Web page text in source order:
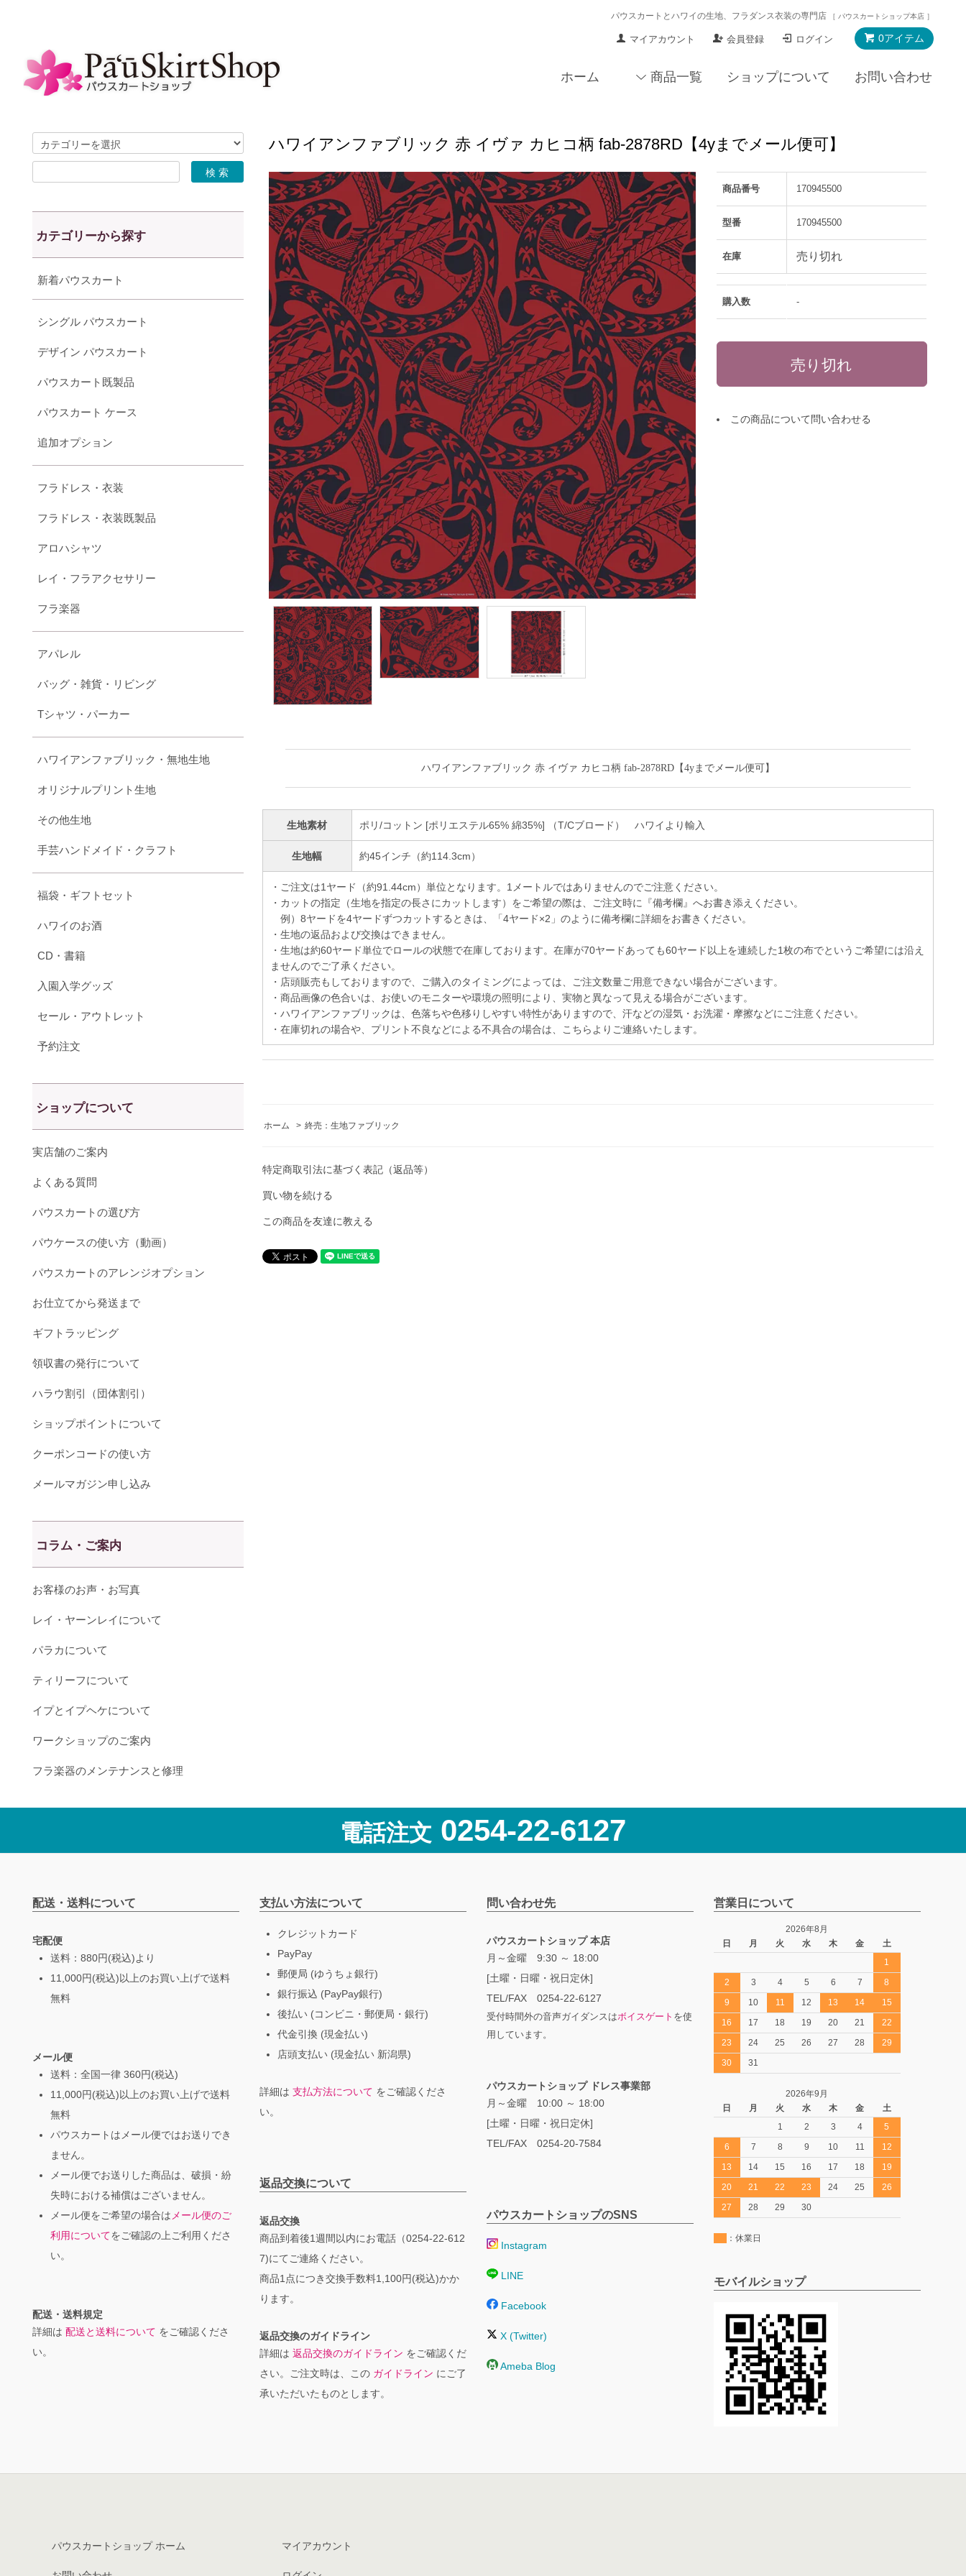
パウスカートとハワイの生地、フラダンス衣装の専門店 ［ パウスカートショップ本店 ］
0アイテム
マイアカウント 会員登録 ログイン
ホーム 商品一覧 ショップについて お問い合わせ
ハワイアンファブリック 赤 イヴァ カヒコ柄 fab-2878RD【4yまでメール便可】
商品番号 170945500
型番 170945500
在庫 売り切れ
購入数 -
この商品について問い合わせる
ハワイアンファブリック 赤 イヴァ カヒコ柄 fab-2878RD【4yまでメール便可】
生地素材 ポリ/コットン [ポリエステル65% 綿35%] （T/Cブロード） ハワイより輸入
生地幅 約45インチ（約114.3cm）
・ご注文は1ヤード（約91.44cm）単位となります。1メートルではありませんのでご注意ください。
・カットの指定（生地を指定の長さにカットします）をご希望の際は、ご注文時に『備考欄』へお書き添えください。
例）8ヤードを4ヤードずつカットするときは、「4ヤード×2」のように備考欄に詳細をお書きください。
・生地の返品および交換はできません。
・生地は約60ヤード単位でロールの状態で在庫しております。在庫が70ヤードあっても60ヤード以上を連続した1枚の布でというご希望には沿え
ませんのでご了承ください。
・店頭販売もしておりますので、ご購入のタイミングによっては、ご注文数量ご用意できない場合がございます。
・商品画像の色合いは、お使いのモニターや環境の照明により、実物と異なって見える場合がございます。
・ハワイアンファブリックは、色落ちや色移りしやすい特性がありますので、汗などの湿気・お洗濯・摩擦などにご注意ください。
・在庫切れの場合や、プリント不良などによる不具合の場合は、こちらよりご連絡いたします。
ホーム > 終売：生地ファブリック
特定商取引法に基づく表記（返品等）
買い物を続ける
この商品を友達に教える
カテゴリーから探す
新着パウスカート
シングル パウスカート
デザイン パウスカート
パウスカート既製品
パウスカート ケース
追加オプション
フラドレス・衣装
フラドレス・衣装既製品
アロハシャツ
レイ・フラアクセサリー
フラ楽器
アパレル
バッグ・雑貨・リビング
Tシャツ・パーカー
ハワイアンファブリック・無地生地
オリジナルプリント生地
その他生地
手芸ハンドメイド・クラフト
福袋・ギフトセット
ハワイのお酒
CD・書籍
入園入学グッズ
セール・アウトレット
予約注文
ショップについて
実店舗のご案内
よくある質問
パウスカートの選び方
パウケースの使い方（動画）
パウスカートのアレンジオプション
お仕立てから発送まで
ギフトラッピング
領収書の発行について
ハラウ割引（団体割引）
ショップポイントについて
クーポンコードの使い方
メールマガジン申し込み
コラム・ご案内
お客様のお声・お写真
レイ・ヤーンレイについて
パラカについて
ティリーフについて
イプとイプヘケについて
ワークショップのご案内
フラ楽器のメンテナンスと修理
電話注文 0254-22-6127
配送・送料について
宅配便
送料：880円(税込)より
11,000円(税込)以上のお買い上げで送料
無料
メール便
送料：全国一律 360円(税込)
11,000円(税込)以上のお買い上げで送料
無料
パウスカートはメール便ではお送りでき
ません。
メール便でお送りした商品は、破損・紛
失時における補償はございません。
メール便をご希望の場合はメール便のご
利用についてをご確認の上ご利用くださ
い。
配送・送料規定
詳細は 配送と送料について をご確認くださ
い。
支払い方法について
クレジットカード
PayPay
郵便局 (ゆうちょ銀行)
銀行振込 (PayPay銀行)
後払い (コンビニ・郵便局・銀行)
代金引換 (現金払い)
店頭支払い (現金払い 新潟県)
詳細は 支払方法について をご確認くださ
い。
問い合わせ先
パウスカートショップ 本店
月～金曜 9:30 ～ 18:00
[土曜・日曜・祝日定休]
TEL/FAX 0254-22-6127
受付時間外の音声ガイダンスはボイスゲート を使
用しています。
パウスカートショップ ドレス事業部
月～金曜 10:00 ～ 18:00
[土曜・日曜・祝日定休]
TEL/FAX 0254-20-7584
営業日について
2026年8月
日
月 火 水 木 金
土
1
2
3 4 5 6 7
8
9
10 11 12 13 14
15
16
17 18 19 20 21
22
23
24 25 26 27 28
29
30
31
2026年9月
日
月 火 水 木 金
土
1
2 3 4
5
6
7 8 9 10 11
12
13
14 15 16 17 18
19
20
21 22 23 24 25
26
27
28 29 30
：休業日
返品交換について
返品交換
商品到着後1週間以内にお電話（0254-22-612
7)にてご連絡ください。
商品1点につき交換手数料1,100円(税込)かか
ります。
返品交換のガイドライン
詳細は 返品交換のガイドライン をご確認くだ
さい。ご注文時は、この ガイドライン にご了
承いただいたものとします。
パウスカートショップのSNS
Instagram
LINE
Facebook
X (Twitter)
Ameba Blog
モバイルショップ
パウスカートショップ ホーム マイアカウント